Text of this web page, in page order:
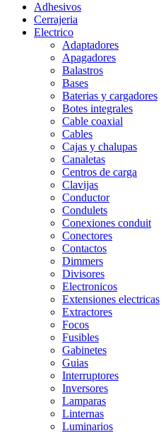
Adhesivos
Cerrajeria
Electrico
Adaptadores
Apagadores
Balastros
Bases
Baterias y cargadores
Botes integrales
Cable coaxial
Cables
Cajas y chalupas
Canaletas
Centros de carga
Clavijas
Conductor
Condulets
Conexiones conduit
Conectores
Contactos
Dimmers
Divisores
Electronicos
Extensiones electricas
Extractores
Focos
Fusibles
Gabinetes
Guias
Interruptores
Inversores
Lamparas
Linternas
Luminarios